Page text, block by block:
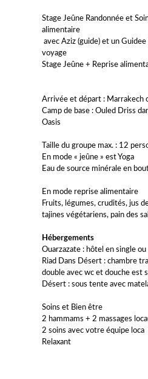
Stage Jeûne Randonnée et
alimentaire
avec Aziz (guide) et un
voyage
Stage Jeûne + Reprise
Arrivée et départ : Marrakech
Camp de base : Ouled Driss
Oasis
Taille du groupe max. : 12
En mode « jeûne » est Yoga
Eau de source minérale en
En mode reprise alimentaire
Fruits, légumes, crudités, jus
tajines végétariens, pain des
Hébergements
Ouarzazate : hôtel en single
Riad Dans Désert : chambre
double avec wc et douche est
Désert : sous tente avec
Soins et Bien être
2 hammams + 2 massages
2 soins avec votre équipe loca
Relaxant